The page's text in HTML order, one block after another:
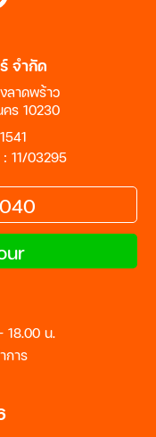
จำกัด
ลาดพร้าว
คร 10230
11/03295
18.00 น.
การ